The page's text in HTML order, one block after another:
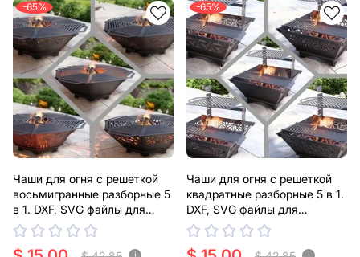
-65%
Чаши для огня с решеткой
восьмигранные разборные 5
в 1. DXF, SVG файлы для
плазменной, лазерной резки
-65%
Чаши для огня с решеткой
квадратные разборные 5 в 1.
DXF, SVG файлы для
плазменной, лазерной резки